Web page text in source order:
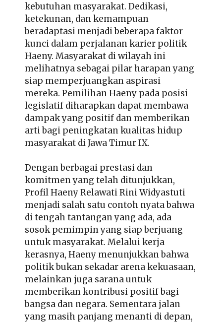
kebutuhan masyarakat. Dedikasi,
ketekunan, dan kemampuan
beradaptasi menjadi beberapa faktor
kunci dalam perjalanan karier politik
Haeny. Masyarakat di wilayah ini
melihatnya sebagai pilar harapan yang
siap memperjuangkan aspirasi
mereka. Pemilihan Haeny pada posisi
legislatif diharapkan dapat membawa
dampak yang positif dan memberikan
arti bagi peningkatan kualitas hidup
masyarakat di Jawa Timur IX.
Dengan berbagai prestasi dan
komitmen yang telah ditunjukkan,
Profil Haeny Relawati Rini Widyastuti
menjadi salah satu contoh nyata bahwa
di tengah tantangan yang ada, ada
sosok pemimpin yang siap berjuang
untuk masyarakat. Melalui kerja
kerasnya, Haeny menunjukkan bahwa
politik bukan sekadar arena kekuasaan,
melainkan juga sarana untuk
memberikan kontribusi positif bagi
bangsa dan negara. Sementara jalan
yang masih panjang menanti di depan,